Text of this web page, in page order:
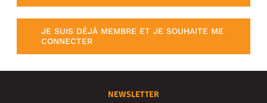
JE SUIS DÉJÀ MEMBRE ET JE SOUHAITE ME
CONNECTER
NEWSLETTER